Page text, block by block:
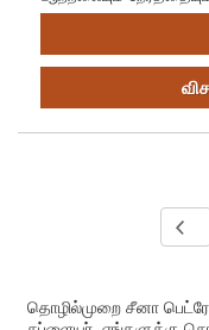
தொழில்முறை சீனா